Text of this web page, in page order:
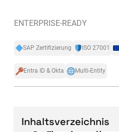
ENTERPRISE-READY
SAP Zertifizierung ISO 27001
Entra ID & Okta Multi-Entity
Inhaltsverzeichnis